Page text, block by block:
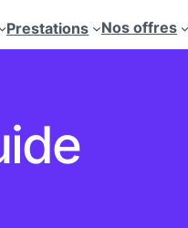
Prestations Nos offres